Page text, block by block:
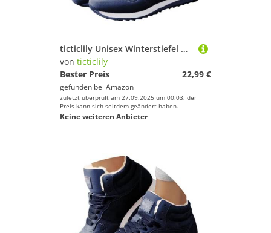
ticticlily Unisex Winterstiefel Herren Damen Warm Gefütterte Winterschuhe Schneestiefel Paar Plüsch Schlupfstiefel Kurzschaft Stiefel Boots Outdoor Wanderschuhe Große Größe B Dunkelblau 40 EU
von ticticlily
Bester Preis
22,99 €
gefunden bei Amazon
zuletzt überprüft am 27.09.2025 um 00:03; der
Preis kann sich seitdem geändert haben.
Keine weiteren Anbieter